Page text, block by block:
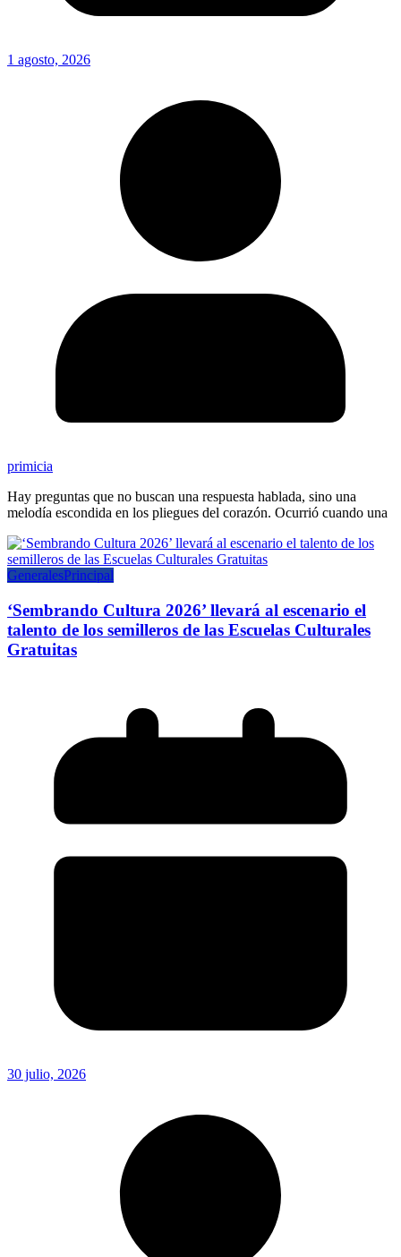
1 agosto, 2026
primicia
Hay preguntas que no buscan una respuesta hablada, sino una
melodía escondida en los pliegues del corazón. Ocurrió cuando una
GeneralesPrincipal
‘Sembrando Cultura 2026’ llevará al escenario el
talento de los semilleros de las Escuelas Culturales
Gratuitas
30 julio, 2026